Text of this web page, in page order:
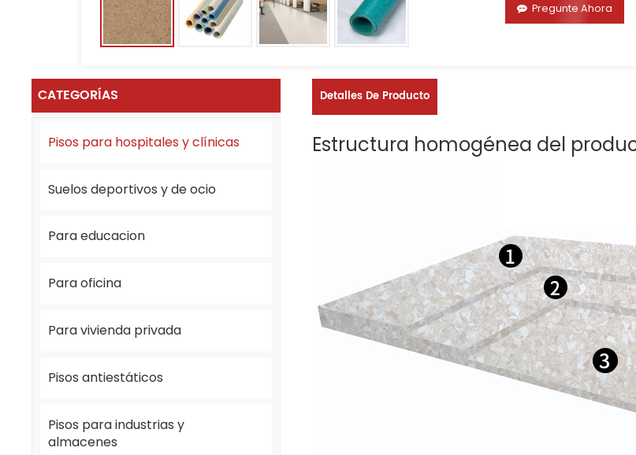
Pregunte Ahora
CATEGORÍAS
Pisos para hospitales y clínicas
Suelos deportivos y de ocio
Para educacion
Para oficina
Para vivienda privada
Pisos antiestáticos
Pisos para industrias y
almacenes
Detalles De Producto
Estructura homogénea del